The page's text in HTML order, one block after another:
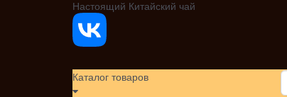
Настоящий Китайский чай
Каталог товаров